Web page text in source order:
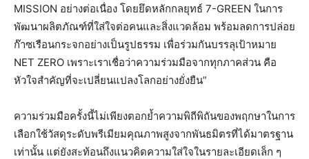
MISSION อย่างต่อเนื่อง โดยยึดหลักกลยุทธ์ 7-GREEN ในการ
พัฒนาผลิตภัณฑ์ที่ใส่ใจต่อคนและสิ่งแวดล้อม พร้อมลดการปล่อย
ก๊าซเรือนกระจกอย่างเป็นรูปธรรม เพื่อร่วมกันบรรลุเป้าหมาย
NET ZERO เพราะเราเชื่อว่าความร่วมมือจากทุกภาคส่วน คือ
หัวใจสำคัญที่จะเปลี่ยนแปลงโลกอย่างยั่งยืน”
ความร่วมมือครั้งนี้ไม่เพียงตอกย้ำความพิถีพิถันของพฤกษาในการ
เลือกใช้วัสดุระดับพรีเมียมคุณภาพสูงจากพันธมิตรที่ได้มาตรฐาน
เท่านั้น แต่ยังสะท้อนถึงแนวคิดความใส่ใจในรายละเอียดเล็ก ๆ